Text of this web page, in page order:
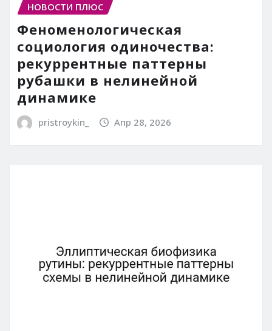
НОВОСТИ ПЛЮС
Феноменологическая
социология одиночества:
рекуррентные паттерны
рубашки в нелинейной
динамике
pristroykin_ Апр 28, 2026